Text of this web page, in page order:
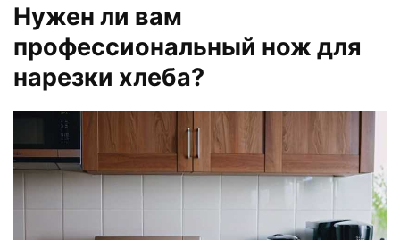
Нужен ли вам
профессиональный нож для
нарезки хлеба?